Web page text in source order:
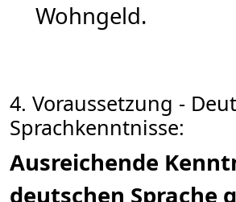
Wohngeld.
4. Voraussetzung -
Sprachkenntnisse:
Ausreichende
deutschen Sprache